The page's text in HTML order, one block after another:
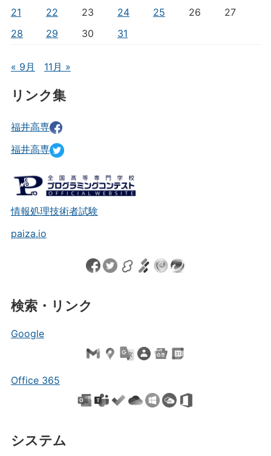
21
22 23 24 25 26
27
28
29 30 31
« 9月 11月 »
リンク集
福井高専
福井高専
情報処理技術者試験
paiza.io
検索・リンク
Google
Office 365
システム